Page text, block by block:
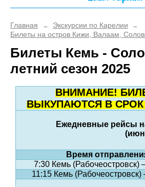
Главная → Экскурсии по Карелии →
Билеты на остров Кижи, Валаам,
Билеты Кемь -
летний сезон 2025
ВНИМАНИЕ!
ВЫКУПАЮТСЯ В СРОК
Ежедневные рейсы
Время
7:30 Кемь (Рабочеостровск)
11:15 Кемь (Рабочеостровск)